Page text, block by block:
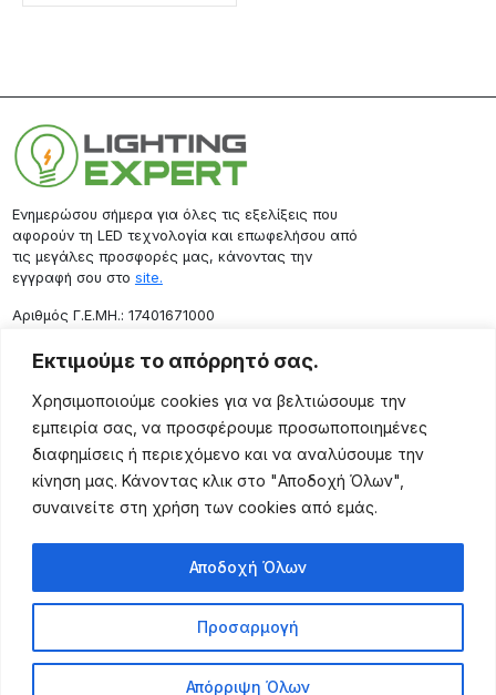
Εκτιμούμε το απόρρητό σας.
Χρησιμοποιούμε cookies για να βελτιώσουμε την
εμπειρία σας, να προσφέρουμε προσωποποιημένες
διαφημίσεις ή περιεχόμενο και να αναλύσουμε την
κίνηση μας. Κάνοντας κλικ στο "Αποδοχή Όλων",
συναινείτε στη χρήση των cookies από εμάς.
Προσαρμογή
Απόρριψη Όλων
Αποδοχή Όλων
Ενημερώσου σήμερα για όλες τις εξελίξεις που
αφορούν τη LED τεχνολογία και επωφελήσου από
τις μεγάλες προσφορές μας, κάνοντας την
εγγραφή σου στο site.
Aριθμός Γ.Ε.ΜΗ.: 17401671000
Επικοινωνία
Ρόδου 133, Αθήνα 10443
(+30) 211 725 5427
sales@lightingexpert.gr
Χρήσιμες Σελίδες
Προϊόντα
Τρόποι Αποστολής